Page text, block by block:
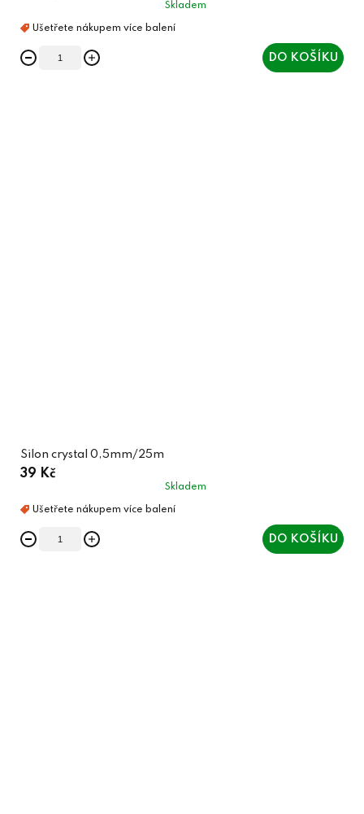
Skladem
DO KOŠÍKU
Silon crystal 0,5mm/25m
39 Kč
Skladem
DO KOŠÍKU